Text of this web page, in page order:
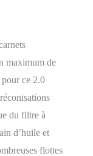
maximum de
ce 2.0
du filtre à
d’huile et
flottes